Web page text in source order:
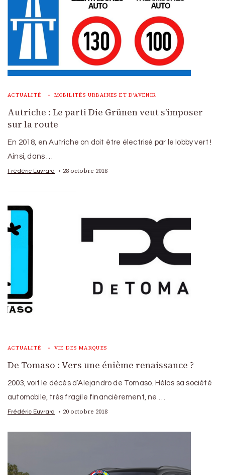
ACTUALITÉ MOBILITÉS URBAINES ET D'AVENIR
Autriche : Le parti Die Grünen veut s’imposer
sur la route
En 2018, en Autriche on doit être électrisé par le lobby vert !
Ainsi, dans …
Frédéric Euvrard 28 octobre 2018
ACTUALITÉ VIE DES MARQUES
De Tomaso : Vers une énième renaissance ?
2003, voit le décès d’Alejandro de Tomaso. Hélas sa société
automobile, très fragile financièrement, ne …
Frédéric Euvrard 20 octobre 2018